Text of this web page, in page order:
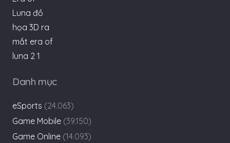
Danh mục
eSports (24.063)
Game Mobile (39.150)
Game Online (14.093)